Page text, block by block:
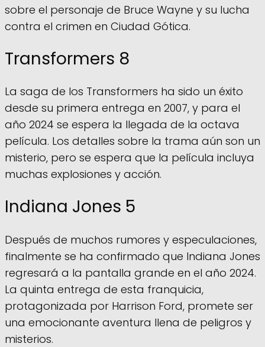
sobre el personaje de Bruce Wayne y su lucha
contra el crimen en Ciudad Gótica.
Transformers 8
La saga de los Transformers ha sido un éxito
desde su primera entrega en 2007, y para el
año 2024 se espera la llegada de la octava
película. Los detalles sobre la trama aún son un
misterio, pero se espera que la película incluya
muchas explosiones y acción.
Indiana Jones 5
Después de muchos rumores y especulaciones,
finalmente se ha confirmado que Indiana Jones
regresará a la pantalla grande en el año 2024.
La quinta entrega de esta franquicia,
protagonizada por Harrison Ford, promete ser
una emocionante aventura llena de peligros y
misterios.